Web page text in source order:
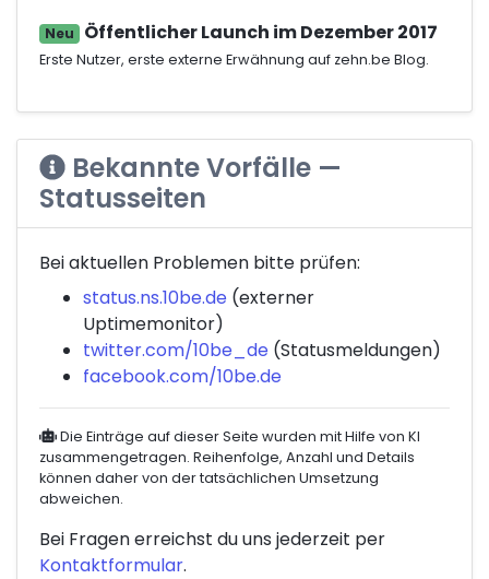
Neu Öffentlicher Launch im Dezember 2017
Erste Nutzer, erste externe Erwähnung auf zehn.be Blog.
Bekannte Vorfälle —
Statusseiten
Bei aktuellen Problemen bitte prüfen:
status.ns.10be.de (externer
Uptimemonitor)
twitter.com/10be_de (Statusmeldungen)
facebook.com/10be.de
Die Einträge auf dieser Seite wurden mit Hilfe von KI
zusammengetragen. Reihenfolge, Anzahl und Details
können daher von der tatsächlichen Umsetzung
abweichen.
Bei Fragen erreichst du uns jederzeit per
Kontaktformular.